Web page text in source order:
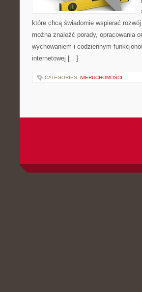
które chcą świadomie wspierać
można znaleźć porady, opracowania
wychowaniem i codziennym
internetowej […]
CATEGORIES: NIERUCHOMOŚCI